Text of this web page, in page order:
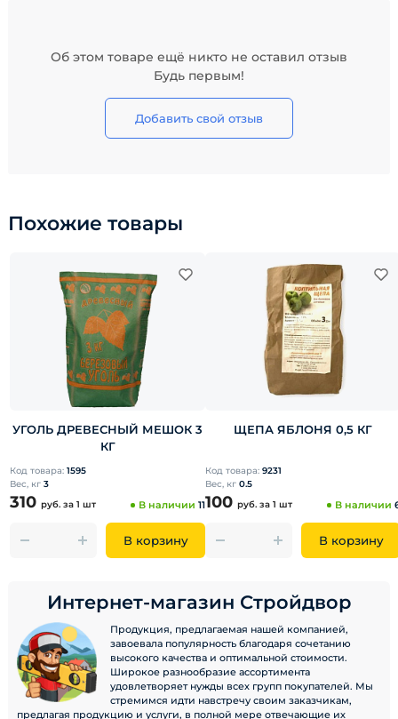
Об этом товаре ещё никто не оставил отзыв
Будь первым!
Добавить свой отзыв
Похожие товары
УГОЛЬ ДРЕВЕСНЫЙ МЕШОК 3
КГ
Код товара: 1595
Вес, кг 3
310 руб. за 1 шт В наличии 11
В корзину
ЩЕПА ЯБЛОНЯ 0,5 КГ
Код товара: 9231
Вес, кг 0.5
100 руб. за 1 шт В наличии
В корзину
Интернет-магазин Стройдвор
Продукция, предлагаемая нашей компанией,
завоевала популярность благодаря сочетанию
высокого качества и оптимальной стоимости.
Широкое разнообразие ассортимента
удовлетворяет нужды всех групп покупателей. Мы
стремимся идти навстречу своим заказчикам,
предлагая продукцию и услуги, в полной мере отвечающие их